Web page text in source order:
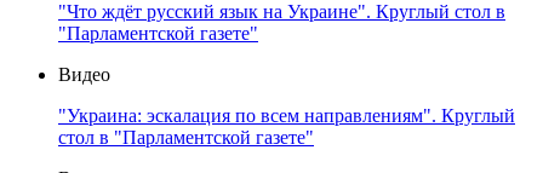
"Что ждёт русский язык на Украине". Круглый стол в
"Парламентской газете"
Видео
"Украина: эскалация по всем направлениям". Круглый
стол в "Парламентской газете"